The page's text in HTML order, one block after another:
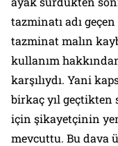
tazminatı adı
tazminat malın
kullanım
karşılıydı. Yani
birkaç yıl geçtikten
için şikayetçinin
mevcuttu. Bu dava